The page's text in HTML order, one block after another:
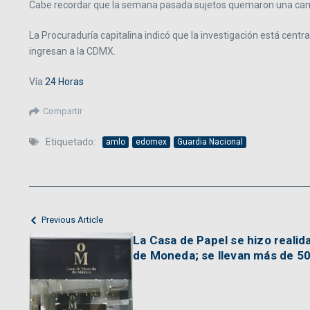
Cabe recordar que la semana pasada sujetos quemaron una
La Procuraduría capitalina indicó que la investigación está
ingresan a la CDMX.
Vía 24 Horas
Compartir
Etiquetado: amlo edomex Guardia Nacional
Previous Article
La Casa de Papel se hizo
de Moneda; se llevan más de